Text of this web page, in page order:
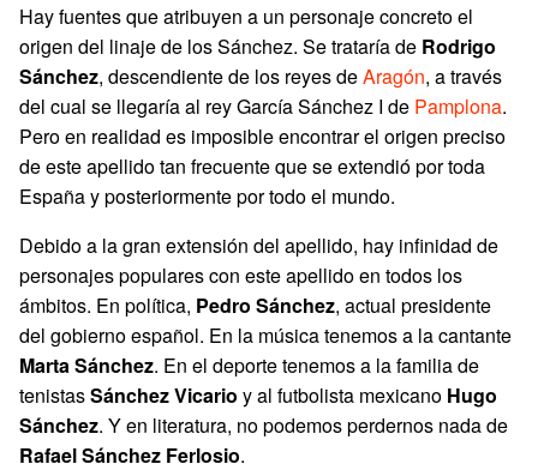
Hay fuentes que atribuyen a un personaje concreto el
origen del linaje de los Sánchez. Se trataría de Rodrigo
Sánchez, descendiente de los reyes deAragón, a través
del cual se llegaría al rey García Sánchez I de Pamplona.
Pero en realidad es imposible encontrar el origen preciso
de este apellido tan frecuente que se extendió por toda
España y posteriormente por todo el mundo.
Debido a la gran extensión del apellido, hay infinidad de
personajes populares con este apellido en todos los
ámbitos. En política, Pedro Sánchez, actual presidente
del gobierno español. En la música tenemos a la cantante
Marta Sánchez. En el deporte tenemos a la familia de
tenistasSánchez Vicario y al futbolista mexicano Hugo
Sánchez. Y en literatura, no podemos perdernos nada de
Rafael Sánchez Ferlosio.